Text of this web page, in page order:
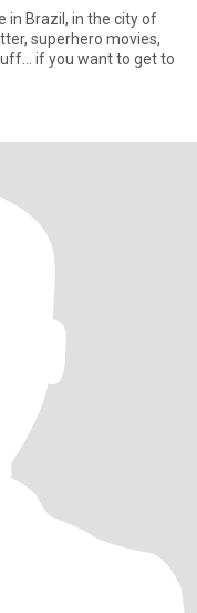
in Brazil, in the city of
superhero movies,
if you want to get to